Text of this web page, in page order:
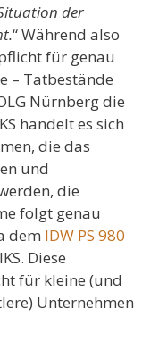
der
“ Während also
für genau
– Tatbestände
Nürnberg die
handelt es sich
die das
und
die
folgt genau
dem IDW PS 980
Diese
für kleine (und
Unternehmen